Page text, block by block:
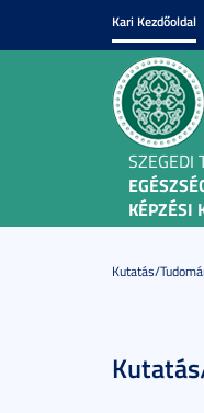
Kari Kezdőoldal
SZEGEDI
KÉPZÉSI
Kutatás/